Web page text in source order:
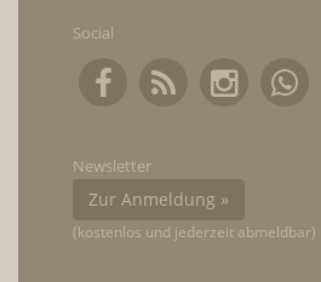
Social
Newsletter
Zur Anmeldung »
(kostenlos und jederzeit abmeldbar)